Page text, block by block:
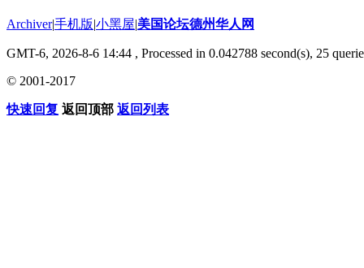
Archiver|手机版|小黑屋|美国论坛德州华人网
GMT-6, 2026-8-6 14:44 , Processed in 0.042788 second(s), 25
© 2001-2017
快速回复 返回顶部 返回列表